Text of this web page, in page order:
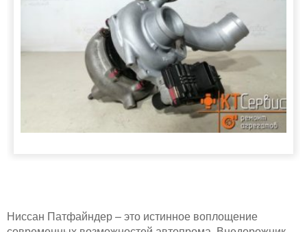
Ниссан Патфайндер – это истинное воплощение